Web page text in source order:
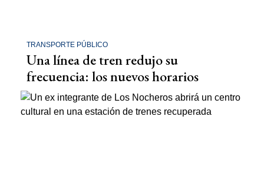
TRANSPORTE PÚBLICO
Una línea de tren redujo su
frecuencia: los nuevos horarios